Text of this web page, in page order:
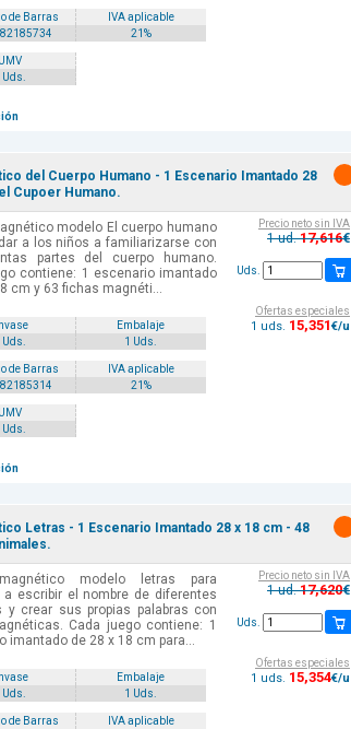
de Barras
IVA aplicable
21%
UMV
Uds.
del Cuerpo Humano - 1 Escenario Imantado 28
Cupoer Humano.
modelo El cuerpo humano
a los niños a familiarizarse con
partes del cuerpo humano.
contiene: 1 escenario imantado
cm y 63 fichas magnéti...
Embalaje
Uds.
1 Uds.
de Barras
IVA aplicable
21%
UMV
Uds.
Precio neto sin IVA
1 ud.17,616€
Uds.
Ofertas especiales
1 uds. 15,351€/u
Letras - 1 Escenario Imantado 28 x 18 cm - 48
modelo letras para
a escribir el nombre de diferentes
y crear sus propias palabras con
Cada juego contiene: 1
imantado de 28 x 18 cm para...
Embalaje
Uds.
1 Uds.
de Barras
IVA aplicable
Precio neto sin IVA
1 ud.17,620€
Uds.
Ofertas especiales
1 uds. 15,354€/u